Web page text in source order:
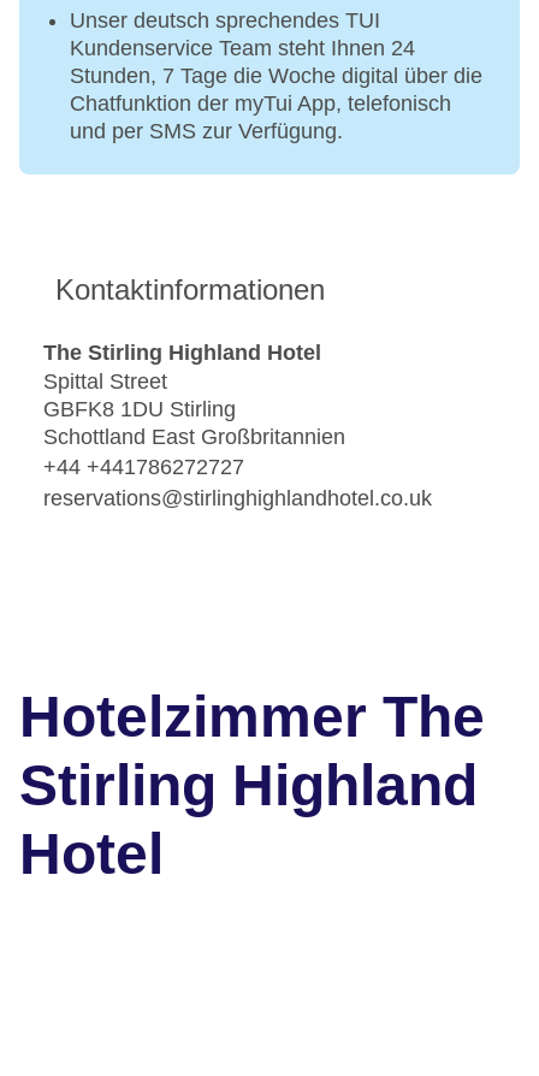
Unser deutsch sprechendes TUI
Kundenservice Team steht Ihnen 24
Stunden, 7 Tage die Woche digital über die
Chatfunktion der myTui App, telefonisch
und per SMS zur Verfügung.
Kontaktinformationen
The Stirling Highland Hotel
Spittal Street
GBFK8 1DU Stirling
Schottland East Großbritannien
+44 +441786272727
reservations@stirlinghighlandhotel.co.uk
Hotelzimmer The
Stirling Highland
Hotel